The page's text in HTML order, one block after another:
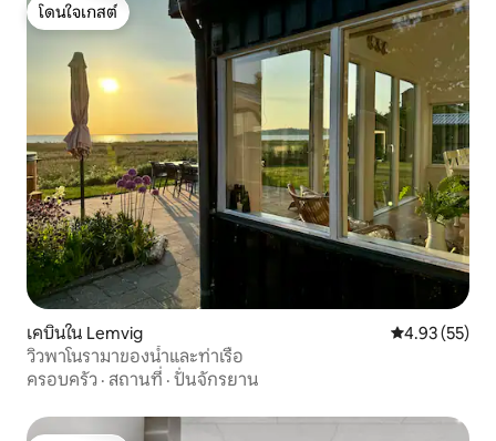
โดนใจเกสต์
โดนใจเกสต์
เคบินใน Lemvig คะแนนเฉลี่ย
4.93 (55)
วิวพาโนรามาของน้ำและท่าเรือ
ครอบครัว · สถานที่ · ปั่นจักรยาน